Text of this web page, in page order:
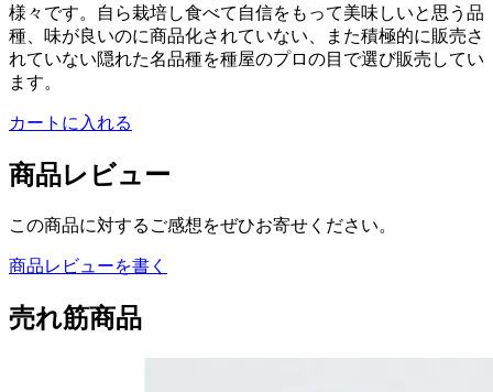
様々です。自ら栽培し食べて自信をもって美味しいと思う品
種、味が良いのに商品化されていない、また積極的に販売さ
れていない隠れた名品種を種屋のプロの目で選び販売してい
ます。
カートに入れる
商品レビュー
この商品に対するご感想をぜひお寄せください。
商品レビューを書く
売れ筋商品